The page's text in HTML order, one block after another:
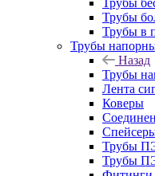
Трубы
Трубы в
Трубы
Назад
Трубы
Лента
Коверы
Трубы
Трубы